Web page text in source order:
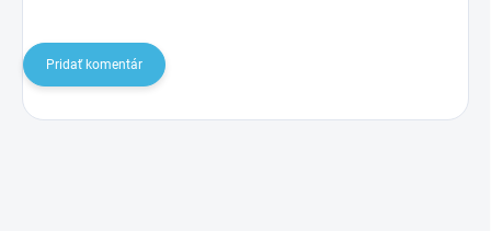
Pridať komentár